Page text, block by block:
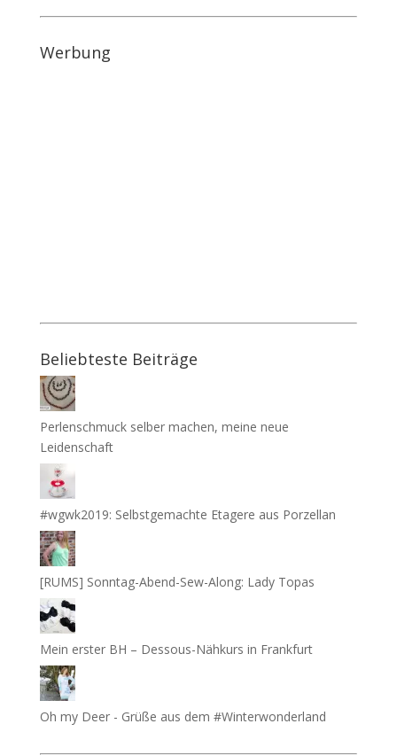
Werbung
Beliebteste Beiträge
Perlenschmuck selber machen, meine neue
Leidenschaft
#wgwk2019: Selbstgemachte Etagere aus Porzellan
[RUMS] Sonntag-Abend-Sew-Along: Lady Topas
Mein erster BH – Dessous-Nähkurs in Frankfurt
Oh my Deer - Grüße aus dem #Winterwonderland